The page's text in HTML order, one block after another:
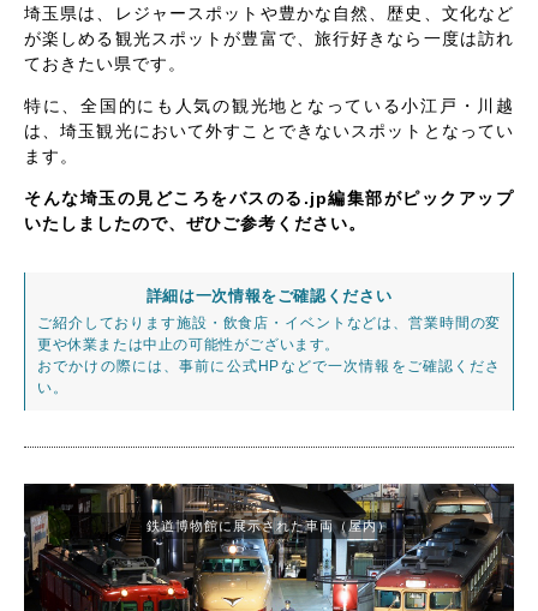
埼玉県は、レジャースポットや豊かな自然、歴史、文化など
が楽しめる観光スポットが豊富で、旅行好きなら一度は訪れ
ておきたい県です。
特に、全国的にも人気の観光地となっている小江戸・川越
は、埼玉観光において外すことできないスポットとなってい
ます。
そんな埼玉の見どころをバスのる.jp編集部がピックアップ
いたしましたので、ぜひご参考ください。
詳細は一次情報をご確認ください
ご紹介しております施設・飲食店・イベントなどは、営業時間の変
更や休業または中止の可能性がございます。
おでかけの際には、事前に公式HPなどで一次情報をご確認くださ
い。
鉄道博物館に展示された車両（屋内）